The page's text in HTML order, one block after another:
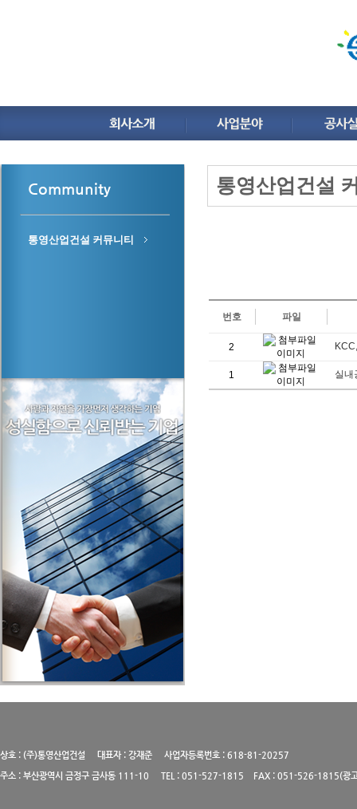
Community
통영산업건설 커뮤니티
통영산업건설
번호 파일
2
1 실내
상호 : (주)통영산업건설 대표자 : 강재준 사업자등록번호 : 618-81-20257
주소 : 부산광역시 금정구 금사동 111-10 TEL : 051-527-1815 FAX : 051-526-1815(광